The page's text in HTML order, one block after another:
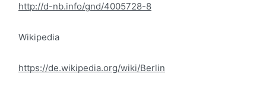
http://d-nb.info/gnd/4005728-8
Wikipedia
https://de.wikipedia.org/wiki/Berlin